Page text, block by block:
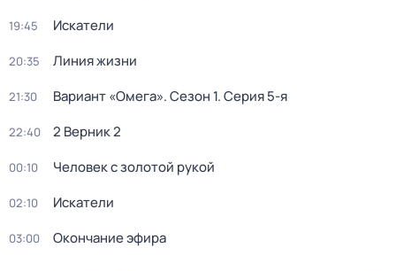
19:45 Искатели
20:35 Линия жизни
21:30 Вариант «Омега». Сезон 1. Серия 5-я
22:40 2 Верник 2
00:10 Человек с золотой рукой
02:10 Искатели
03:00 Окончание эфира